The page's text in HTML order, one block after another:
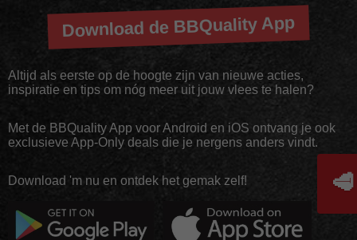
Download de BBQuality App
Altijd als eerste op de hoogte zijn van nieuwe acties,
inspiratie en tips om nóg meer uit jouw vlees te halen?
Met de BBQuality App voor Android en iOS ontvang je ook
exclusieve App-Only deals die je nergens anders vindt.
Download 'm nu en ontdek het gemak zelf! 🥩